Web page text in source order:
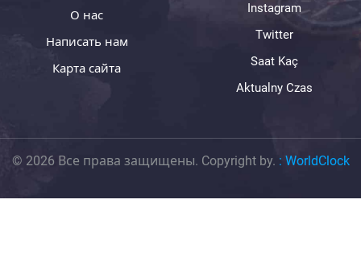
О нас
Написать нам
Карта сайта
Instagram
Twitter
Saat Kaç
Aktualny Czas
© 2026 Все права защищены. Copyright by. : WorldClock